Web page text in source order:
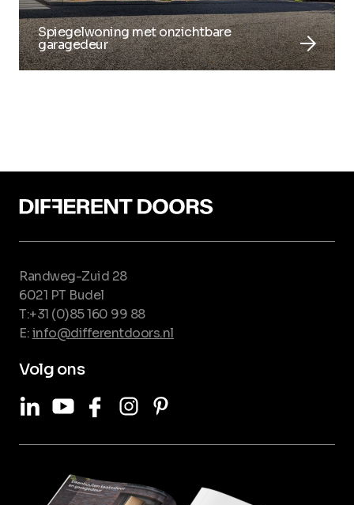
Spiegelwoning met onzichtbare
garagedeur arrow_forward
Randweg-Zuid 28
6021 PT Budel
T:+31 (0)85 160 99 88
E:info@differentdoors.nl
Volg ons
LinkedInYoutubeFacebookInstagram